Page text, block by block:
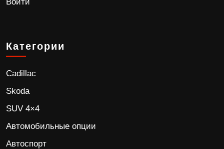
Войти
Категории
Cadillac
Skoda
SUV 4×4
Автомобильные опции
Автоспорт